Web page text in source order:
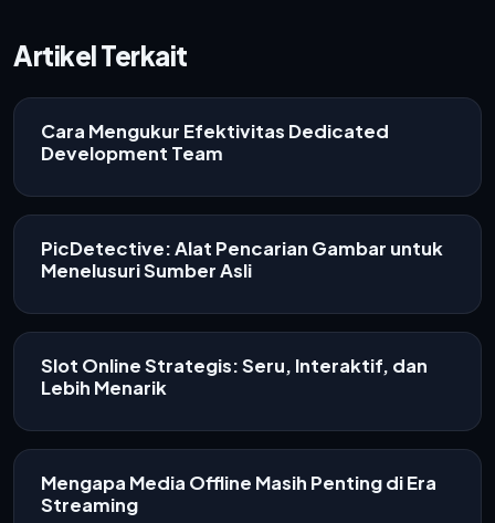
Artikel Terkait
Cara Mengukur Efektivitas Dedicated
Development Team
PicDetective: Alat Pencarian Gambar untuk
Menelusuri Sumber Asli
Slot Online Strategis: Seru, Interaktif, dan
Lebih Menarik
Mengapa Media Offline Masih Penting di Era
Streaming